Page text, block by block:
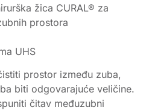
žica CURAL® za
prostora
UHS
prostor između zuba,
biti odgovarajuće veličine.
čitav međuzubni